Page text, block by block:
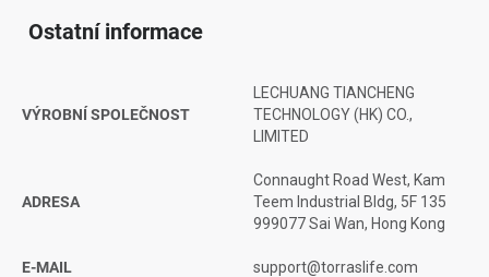
Ostatní informace
VÝROBNÍ SPOLEČNOST
LECHUANG TIANCHENG
TECHNOLOGY (HK) CO.,
LIMITED
ADRESA
Connaught Road West, Kam
Teem Industrial Bldg, 5F 135
999077 Sai Wan, Hong Kong
E-MAIL support@torraslife.com